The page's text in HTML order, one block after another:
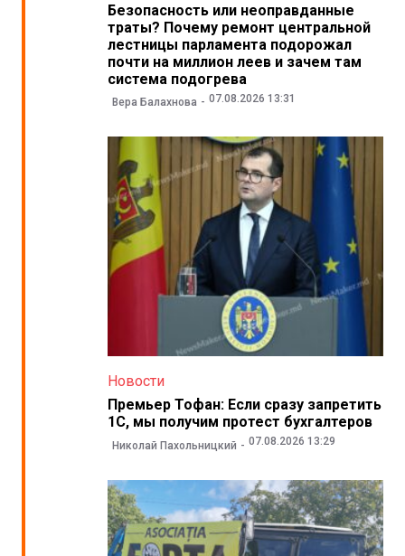
Безопасность или неоправданные
траты? Почему ремонт центральной
лестницы парламента подорожал
почти на миллион леев и зачем там
система подогрева
Вера Балахнова 07.08.2026 13:31
Новости
Премьер Тофан: Если сразу запретить
1С, мы получим протест бухгалтеров
Николай Пахольницкий 07.08.2026 13:29